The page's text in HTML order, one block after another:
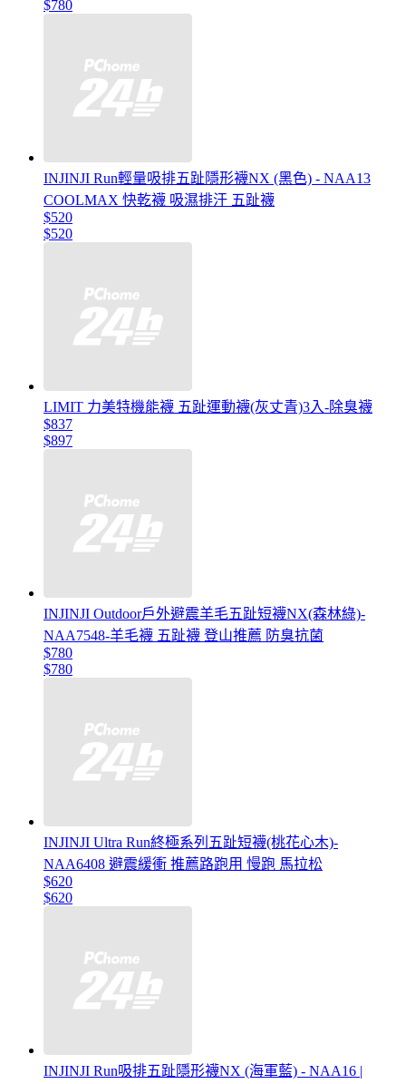
$780
INJINJI Run輕量吸排五趾隱形襪NX (黑色) - NAA13
COOLMAX 快乾襪 吸濕排汗 五趾襪
$520
$520
LIMIT 力美特機能襪 五趾運動襪(灰丈青)3入-除臭襪
$837
$897
INJINJI Outdoor戶外避震羊毛五趾短襪NX(森林綠)-
NAA7548-羊毛襪 五趾襪 登山推薦 防臭抗菌
$780
$780
INJINJI Ultra Run終極系列五趾短襪(桃花心木)-
NAA6408 避震緩衝 推薦路跑用 慢跑 馬拉松
$620
$620
INJINJI Run吸排五趾隱形襪NX (海軍藍) - NAA16 |